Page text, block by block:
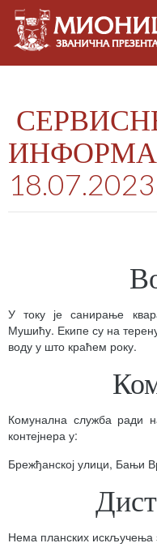
У току је санирање
Мушићу. Екипе су на
воду у што краћем року.
Комунална служба ради
контејнера у:
Брежђанској улици, Бањи
Нема планских искључења